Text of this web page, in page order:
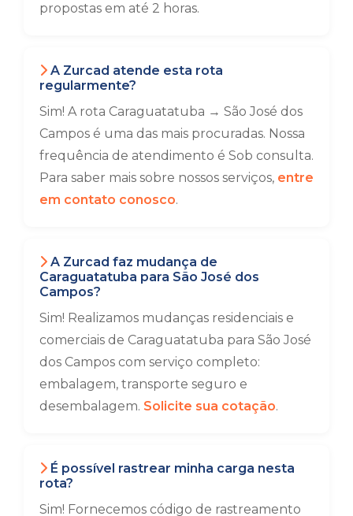
propostas em até 2 horas.
A Zurcad atende esta rota
regularmente?
Sim! A rota Caraguatatuba → São José dos
Campos é uma das mais procuradas. Nossa
frequência de atendimento é Sob consulta.
Para saber mais sobre nossos serviços, entre
em contato conosco.
A Zurcad faz mudança de
Caraguatatuba para São José dos
Campos?
Sim! Realizamos mudanças residenciais e
comerciais de Caraguatatuba para São José
dos Campos com serviço completo:
embalagem, transporte seguro e
desembalagem. Solicite sua cotação.
É possível rastrear minha carga nesta
rota?
Sim! Fornecemos código de rastreamento